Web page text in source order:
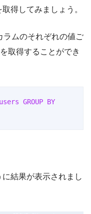
得してみましょう。
ラムのそれぞれの値ご
取得することができ
users GROUP BY
結果が表示されまし